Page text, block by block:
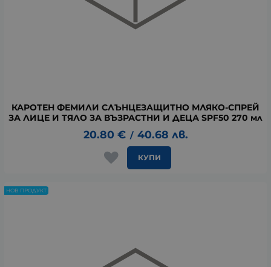
КАРОТЕН ФЕМИЛИ СЛЪНЦЕЗАЩИТНО МЛЯКО-СПРЕЙ
ЗА ЛИЦЕ И ТЯЛО ЗА ВЪЗРАСТНИ И ДЕЦА SPF50 270 мл
20.80 € / 40.68 лв.
КУПИ
НОВ ПРОДУКТ